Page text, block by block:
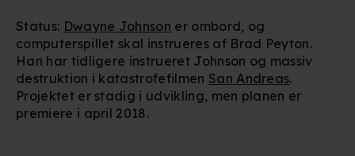
Status: Dwayne Johnson er ombord, og
computerspillet skal instrueres af Brad Peyton.
Han har tidligere instrueret Johnson og massiv
destruktion i katastrofefilmen San Andreas.
Projektet er stadig i udvikling, men planen er
premiere i april 2018.